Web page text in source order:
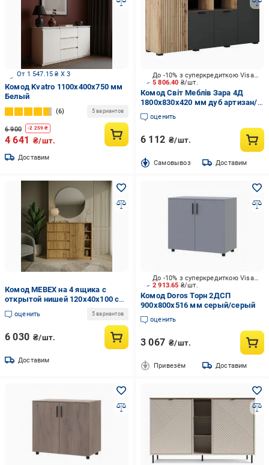
От 1 547.15 ₴ X 3
Комод Kvatro 1100х400х750 мм
Белый
6 5 вариантов
6 900 -2 259 ₴
4 641 ₴/шт.
Доставим
5 806.40 ₴/шт.
До -10% з суперкредиткою Visa Вигода
Комод Світ Меблів Зара 4Д
1800x830x420 мм дуб артизан/
антрацит
оценить
6 112 ₴/шт.
Cамовывоз Доставим
Комод MEBEX на 4 ящика с
открытой нишей 120х40х100 см
Дуб Крафт (VERTO4B1200DC)
оценить 5 вариантов
6 030 ₴/шт.
Доставим
2 913.65 ₴/шт.
До -10% з суперкредиткою Visa Вигода
Комод Doros Торн 2ДСП
900x800x516 мм серый/серый
оценить
3 067 ₴/шт.
Привезём Доставим